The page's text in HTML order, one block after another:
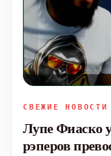
СВЕЖИЕ НОВОСТИ
Лупе Фиаско
рэперов